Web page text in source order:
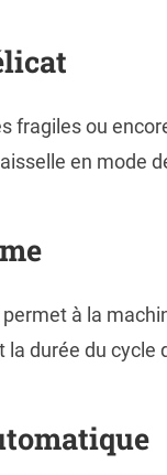
fragiles ou
en mode
à la
la durée du cycle